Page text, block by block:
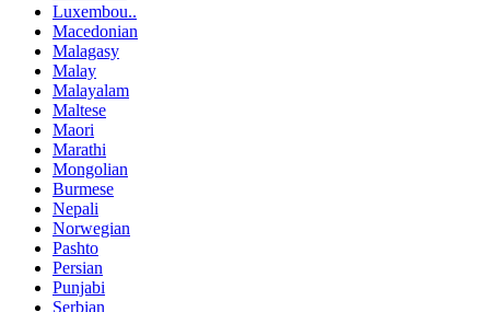
Luxembou..
Macedonian
Malagasy
Malay
Malayalam
Maltese
Maori
Marathi
Mongolian
Burmese
Nepali
Norwegian
Pashto
Persian
Punjabi
Serbian